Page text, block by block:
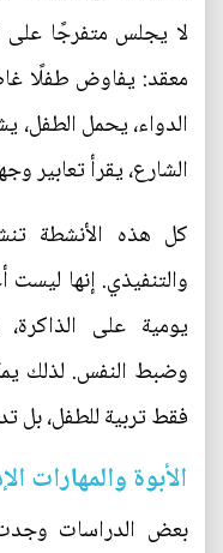
لا يجلس متفرجًا على
معقد: يفاوض طفلًا
الدواء، يحمل
الشارع، يقرأ تعابير
كل هذه الأنشطة
والتنفيذي. إنها
يومية على الذاكرة،
وضبط النفس. لذلك
فقط تربية للطفل، بل
الأبوة والمهارات
بعض الدراسات